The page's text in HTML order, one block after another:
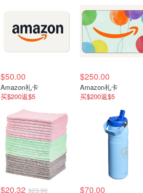
$50.00
Amazon礼卡
买$200返$5
$250.00
Amazon礼卡
买$200返$5
$20.32 $23.90 $70.00